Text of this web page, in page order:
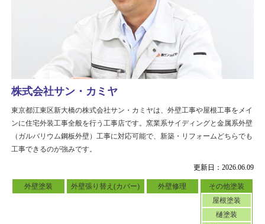
更新日：2026.06.09
外壁塗装 外壁張り替え(カバー) 外壁修理
その他塗装
屋根塗装
樋塗装
株式会社サン・カミヤ
東京都江東区新大橋の株式会社サン・カミヤは、外壁工事や屋根工事をメイ
ンに住宅外装工事全般を行う工事店です。窯業系サイディングと金属系外壁
（ガルバリウム鋼板外壁）工事に対応可能で、新築・リフォームどちらでも
工事できるのが強みです。